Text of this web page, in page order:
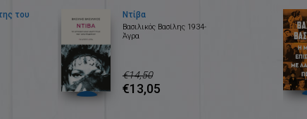
του
Ντίβα
Βασιλικός Βασίλης 1934-
Άγρα
€14,50
€13,05